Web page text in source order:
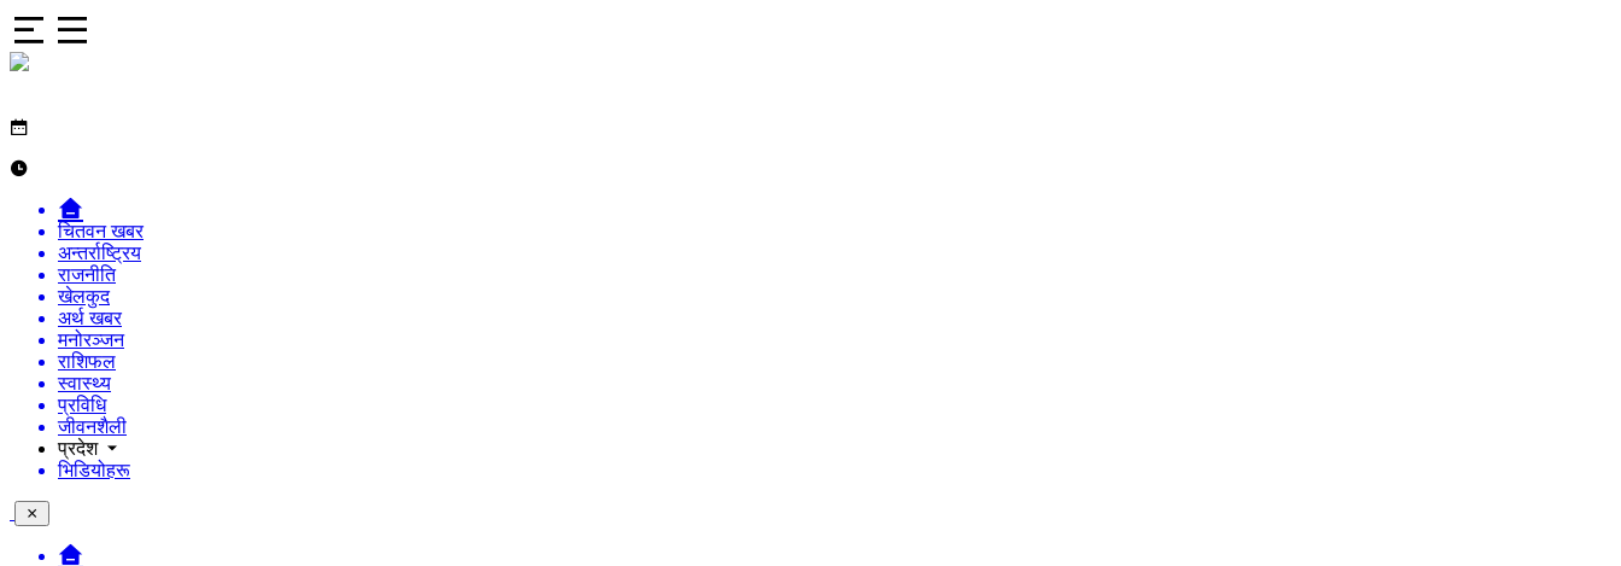
चितवन खबर
अन्तर्राष्ट्रिय
राजनीति
खेलकुद
अर्थ खबर
मनोरञ्जन
राशिफल
स्वास्थ्य
प्रविधि
जीवनशैली
प्रदेश
भिडियोहरू